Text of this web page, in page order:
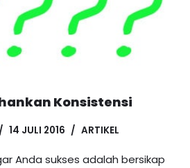
Konsistensi
14 JULI 2016 ARTIKEL
Anda sukses adalah bersikap